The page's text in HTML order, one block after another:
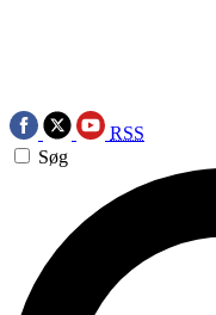
RSS
Søg